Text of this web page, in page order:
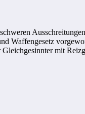
Waffengesetz
mit